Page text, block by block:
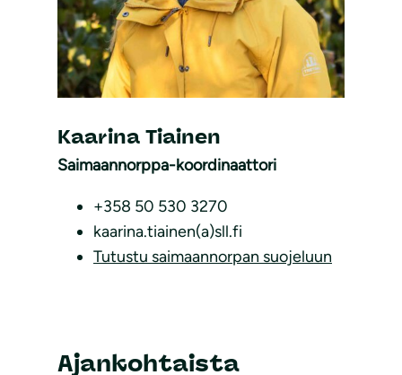
Saimaannorppa-koordinaattori
Kaarina Tiainen
+358 50 530 3270
kaarina.tiainen(a)sll.fi
Tutustu saimaannorpan suojeluun
Ajankohtaista